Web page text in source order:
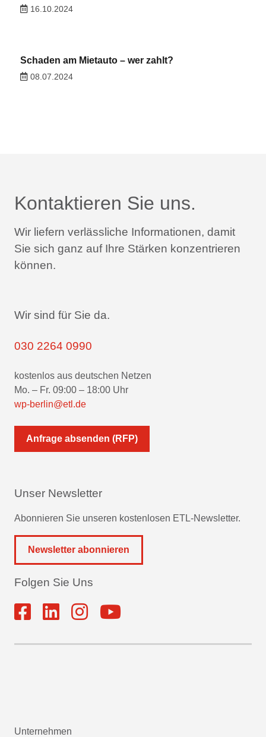
16.10.2024
Schaden am Mietauto – wer zahlt?
08.07.2024
Kontaktieren Sie uns.
Wir liefern verlässliche Informationen, damit
Sie sich ganz auf Ihre Stärken konzentrieren
können.
Wir sind für Sie da.
030 2264 0990
kostenlos aus deutschen Netzen
Mo. – Fr. 09:00 – 18:00 Uhr
wp-berlin@etl.de
Anfrage absenden (RFP)
Unser Newsletter
Abonnieren Sie unseren kostenlosen ETL-Newsletter.
Newsletter abonnieren
Folgen Sie Uns
Unternehmen